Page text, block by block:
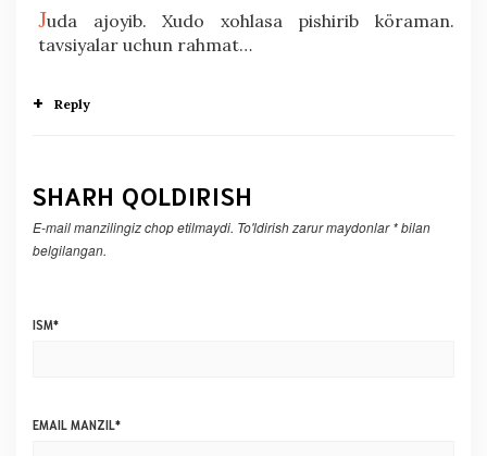
juda ajoyib. Xudo xohlasa pishirib köraman.
tavsiyalar uchun rahmat…
Reply
SHARH QOLDIRISH
E-mail manzilingiz chop etilmaydi. To'ldirish zarur maydonlar*bilan
belgilangan.
ISM*
EMAIL MANZIL*